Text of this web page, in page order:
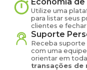
Utilize uma
para listar seus
clientes e
Suporte
Receba
com uma
orientar em
transações de